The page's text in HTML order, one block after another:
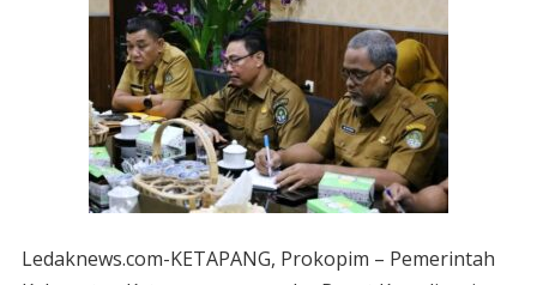
Ledaknews.com-KETAPANG, Prokopim – Pemerintah